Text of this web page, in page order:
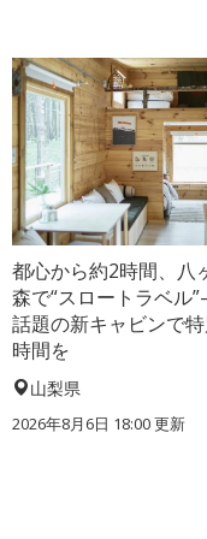
都心から約2時間、八
森で“スロートラベ
話題の新キャビンで
時間を
山梨県
2026年8月6日 18:00更新